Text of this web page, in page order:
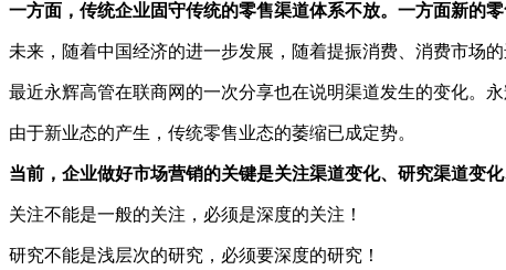
一方面，传统企业固守传统的零售渠道体系不放。一方面新的
未来，随着中国经济的进一步发展，随着提振消费、消费市场
最近永辉高管在联商网的一次分享也在说明渠道发生的变化。
由于新业态的产生，传统零售业态的萎缩已成定势。
当前，企业做好市场营销的关键是关注渠道变化、研究渠道变
关注不能是一般的关注，必须是深度的关注！
研究不能是浅层次的研究，必须要深度的研究！